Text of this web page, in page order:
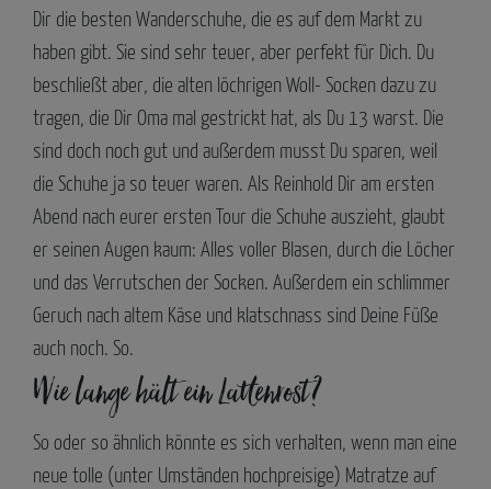
Dir die besten Wanderschuhe, die es auf dem Markt zu
haben gibt. Sie sind sehr teuer, aber perfekt für Dich. Du
beschließt aber, die alten löchrigen Woll- Socken dazu zu
tragen, die Dir Oma mal gestrickt hat, als Du 13 warst. Die
sind doch noch gut und außerdem musst Du sparen, weil
die Schuhe ja so teuer waren. Als Reinhold Dir am ersten
Abend nach eurer ersten Tour die Schuhe auszieht, glaubt
er seinen Augen kaum: Alles voller Blasen, durch die Löcher
und das Verrutschen der Socken. Außerdem ein schlimmer
Geruch nach altem Käse und klatschnass sind Deine Füße
auch noch. So.
Wie lange hält ein Lattenrost?
So oder so ähnlich könnte es sich verhalten, wenn man eine
neue tolle (unter Umständen hochpreisige) Matratze auf